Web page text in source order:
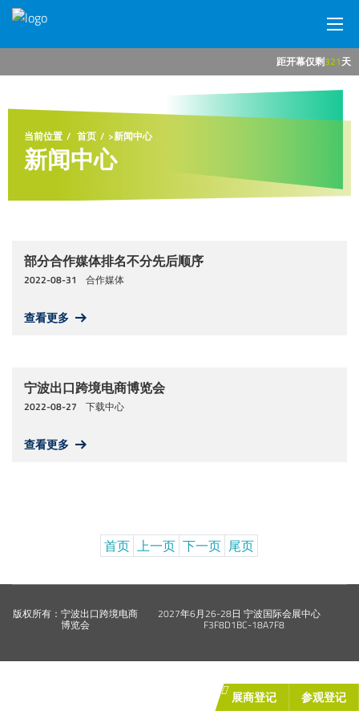
展会概况
参展商中心
观众中心
新闻中心
联系我们
距开幕仅剩321天
当前位置 首页 >新闻中心
新闻中心
部分合作媒体排名不分先后顺序
2022-08-31 合作媒体
查看更多
宁波出口跨境电商博览会
2022-08-27 下载中心
查看更多
首页 上一页 下一页 尾页
版权所有：宁波出口跨境电商
博览会
2027年6月26-28日 宁波国际会展中心
F3F8D1BC-18A7F8
展商登记 参观登记